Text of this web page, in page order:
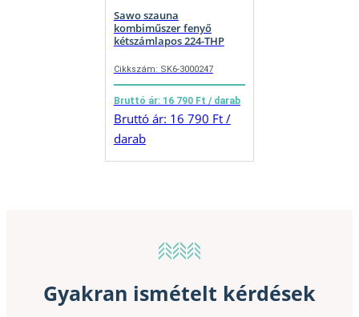
Sawo szauna
kombiműszer fenyő
kétszámlapos 224-THP
Cikkszám: SK6-3000247
Bruttó ár: 16 790 Ft / darab
Bruttó ár: 16 790 Ft /
darab
Gyakran ismételt kérdések